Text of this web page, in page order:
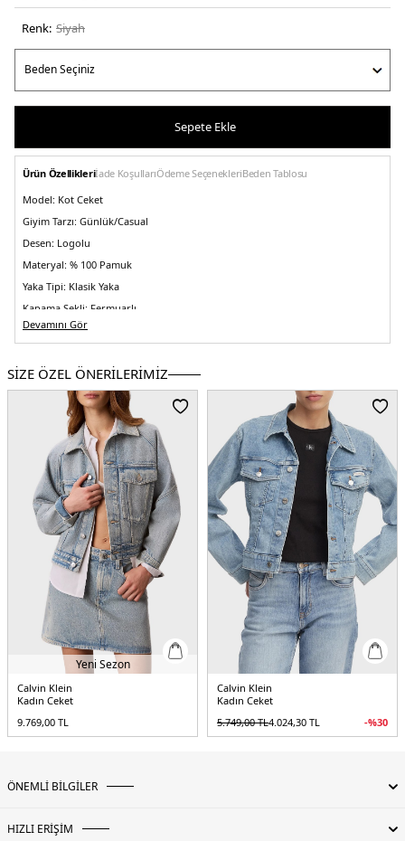
Renk: si̇yah
Sepete Ekle
Ürün Özellikleriİade KoşullarıÖdeme SeçenekleriBeden Tablosu
Model: Kot Ceket
Giyim Tarzı: Günlük/Casual
Desen: Logolu
Materyal: % 100 Pamuk
Yaka Tipi: Klasik Yaka
Kapama Şekli: Fermuarlı
Kol Tipi:Uzun Kol
Kumaş Tipi:Belirtilmemiş
Boy:Kısa
Kalıp Bilgisi: Fitted Fit
Yaş Grubu:Yetişkin
Menşei:Bangladeş
5DE2LV047D779GTWM.07
Devamını Gör
SİZE ÖZEL ÖNERİLERİMİZ
Yeni Sezon
Calvin Klein
Kadın Ceket
9.769,00 TL
Calvin Klein
Kadın Ceket
5.749,00TL4.024,30 TL -%30
ÖNEMLİ BİLGİLER
HIZLI ERİŞİM